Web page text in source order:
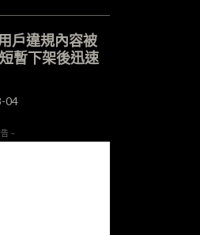
戶違規內容被
暫下架後迅速
04
-